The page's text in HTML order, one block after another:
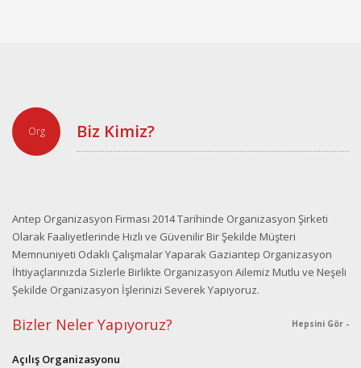
Org
Biz Kimiz?
Antep Organizasyon Firması 2014 Tarihinde Organizasyon Şirketi
Olarak Faaliyetlerinde Hızlı ve Güvenilir Bir Şekilde Müşteri
Memnuniyeti Odaklı Çalışmalar Yaparak Gaziantep Organizasyon
İhtiyaçlarınızda Sizlerle Birlikte Organizasyon Ailemiz Mutlu ve Neşeli
Şekilde Organizasyon İşlerinizi Severek Yapıyoruz.
Bizler Neler Yapıyoruz? Hepsini Gör -
Açılış Organizasyonu